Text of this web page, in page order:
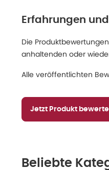
Erfahrungen
Die
anhaltenden oder
Alle veröffentlichten
Jetzt Produkt
Beliebte